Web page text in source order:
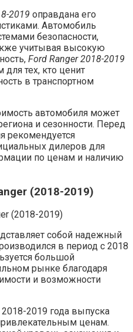
2019 оправдана его
Автомобиль
безопасности,
учитывая высокую
Ford Ranger 2018-2019
тех, кто ценит
в транспортном
автомобиля может
и сезонности. Перед
рекомендуется
дилеров для
по ценам и наличию
(2018-2019)
собой надежный
в период с 2018
большой
рынке благодаря
и возможности
2019 года выпуска
ценам.